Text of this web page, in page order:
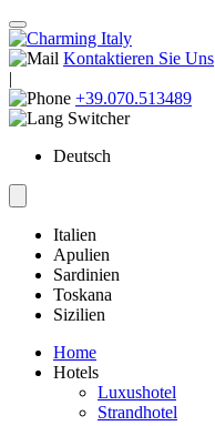
Kontaktieren Sie Uns
|
+39.070.513489
Deutsch
Italien
Apulien
Sardinien
Toskana
Sizilien
Home
Hotels
Luxushotel
Strandhotel